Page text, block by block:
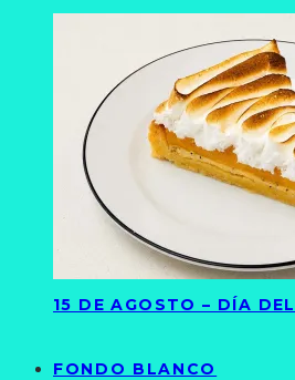
15 DE AGOSTO – DÍA
FONDO BLANCO